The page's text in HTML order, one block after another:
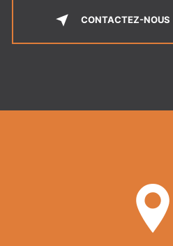
CONTACTEZ-NOUS